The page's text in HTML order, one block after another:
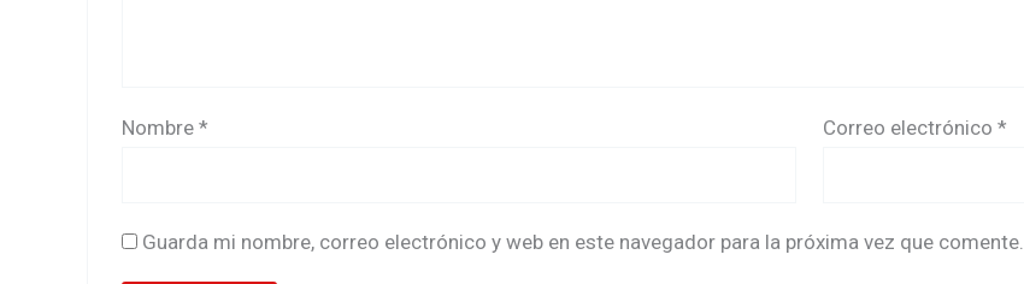
Nombre* Correo electrónico*
Guarda mi nombre, correo electrónico y web en este navegador para la próxima vez que comente.